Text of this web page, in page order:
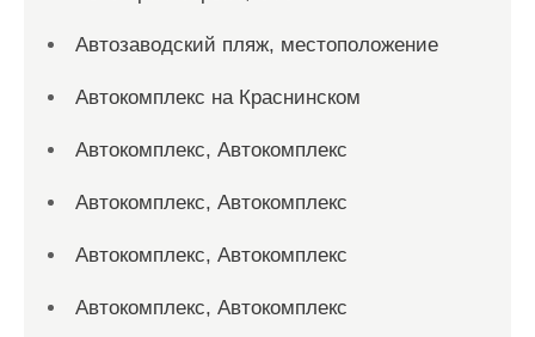
Автозаводский пляж, местоположение
Автокомплекс на Краснинском
Автокомплекс, Автокомплекс
Автокомплекс, Автокомплекс
Автокомплекс, Автокомплекс
Автокомплекс, Автокомплекс